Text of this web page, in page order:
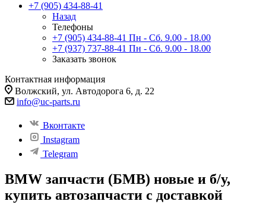
+7 (905) 434-88-41
Назад
Телефоны
+7 (905) 434-88-41 Пн - Сб. 9.00 - 18.00
+7 (937) 737-88-41 Пн - Сб. 9.00 - 18.00
Заказать звонок
Контактная информация
Волжский, ул. Автодорога 6, д. 22
info@uc-parts.ru
Вконтакте
Instagram
Telegram
BMW запчасти (БМВ) новые и б/у,
купить автозапчасти с доставкой